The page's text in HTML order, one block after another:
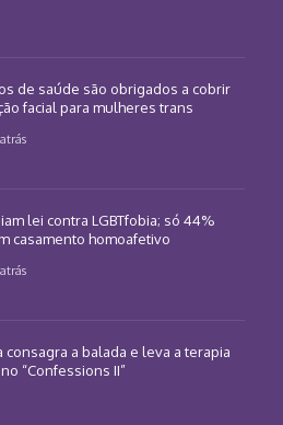
de saúde são obrigados a cobrir
facial para mulheres trans
lei contra LGBTfobia; só 44%
casamento homoafetivo
consagra a balada e leva a terapia
“Confessions II”